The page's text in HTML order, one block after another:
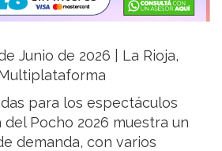
Junio de 2026 | La Rioja,
para los espectáculos
Pocho 2026 muestra un
demanda, con varios